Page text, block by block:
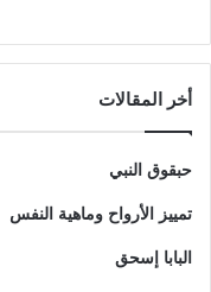
أخر المقالات
حبقوق النبي
تمييز الأرواح وماهية النفس
البابا إسحق